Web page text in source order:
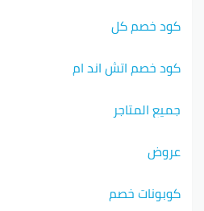
كود خصم كل
كود خصم اتش اند ام
جميع المتاجر
عروض
كوبونات خصم